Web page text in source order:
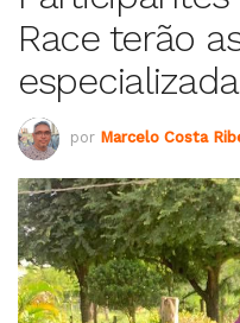
Race terão
especializada
por Marcelo Costa